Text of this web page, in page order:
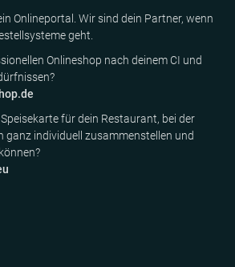
Onlineportal. Wir sind dein Partner, wenn
geht.
Onlineshop nach deinem CI und
für dein Restaurant, bei der
ganz individuell zusammenstellen und